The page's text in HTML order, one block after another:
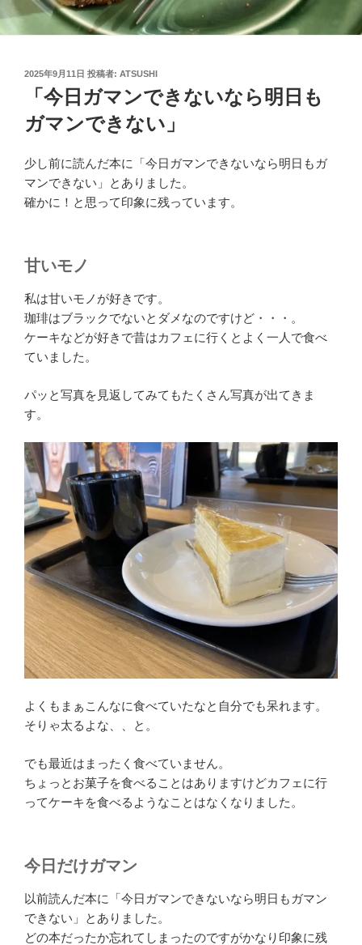
投
2025年9月11日 投稿者: ATSUSHI
「今日ガマンできないなら明日も
ガマンできない」
少し前に読んだ本に「今日ガマンできないなら明日もガ
マンできない」とありました。
確かに！と思って印象に残っています。
甘いモノ
私は甘いモノが好きです。
珈琲はブラックでないとダメなのですけど・・・。
ケーキなどが好きで昔はカフェに行くとよく一人で食べ
ていました。
パッと写真を見返してみてもたくさん写真が出てきま
す。
よくもまぁこんなに食べていたなと自分でも呆れます。
そりゃ太るよな、、と。
でも最近はまったく食べていません。
ちょっとお菓子を食べることはありますけどカフェに行
ってケーキを食べるようなことはなくなりました。
今日だけガマン
以前読んだ本に「今日ガマンできないなら明日もガマン
できない」とありました。
どの本だったか忘れてしまったのですがかなり印象に残